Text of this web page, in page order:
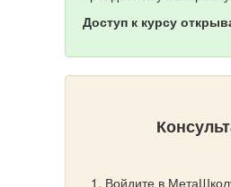
Доступ к курсу
Войдите в